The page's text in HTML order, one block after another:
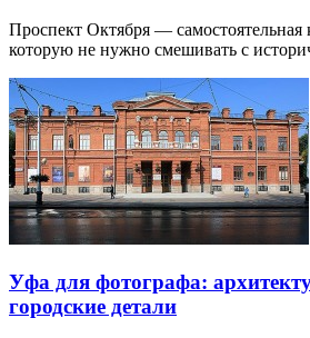
Проспект Октября — самостоятельная
которую не нужно смешивать с
Уфа для фотографа:
городские детали